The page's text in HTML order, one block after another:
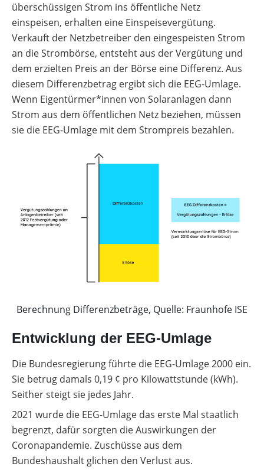
überschüssigen Strom ins öffentliche Netz
einspeisen, erhalten eine Einspeisevergütung.
Verkauft der Netzbetreiber den eingespeisten Strom
an die Strombörse, entsteht aus der Vergütung und
dem erzielten Preis an der Börse eine Differenz. Aus
diesem Differenzbetrag ergibt sich die EEG-Umlage.
Wenn Eigentürmer*innen von Solaranlagen dann
Strom aus dem öffentlichen Netz beziehen, müssen
sie die EEG-Umlage mit dem Strompreis bezahlen.
Berechnung Differenzbeträge, Quelle: Fraunhofe ISE
Entwicklung der EEG-Umlage
Die Bundesregierung führte die EEG-Umlage 2000 ein.
Sie betrug damals 0,19 ¢ pro Kilowattstunde (kWh).
Seither steigt sie jedes Jahr.
2021 wurde die EEG-Umlage das erste Mal staatlich
begrenzt, dafür sorgten die Auswirkungen der
Coronapandemie. Zuschüsse aus dem
Bundeshaushalt glichen den Verlust aus.